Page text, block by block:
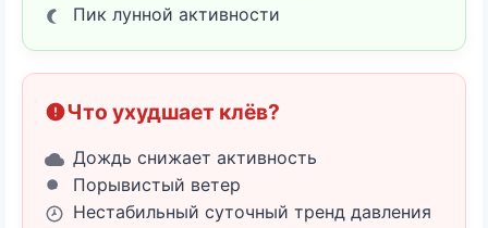
Пик лунной активности
Что ухудшает клёв?
Дождь снижает активность
Порывистый ветер
Нестабильный суточный тренд давления